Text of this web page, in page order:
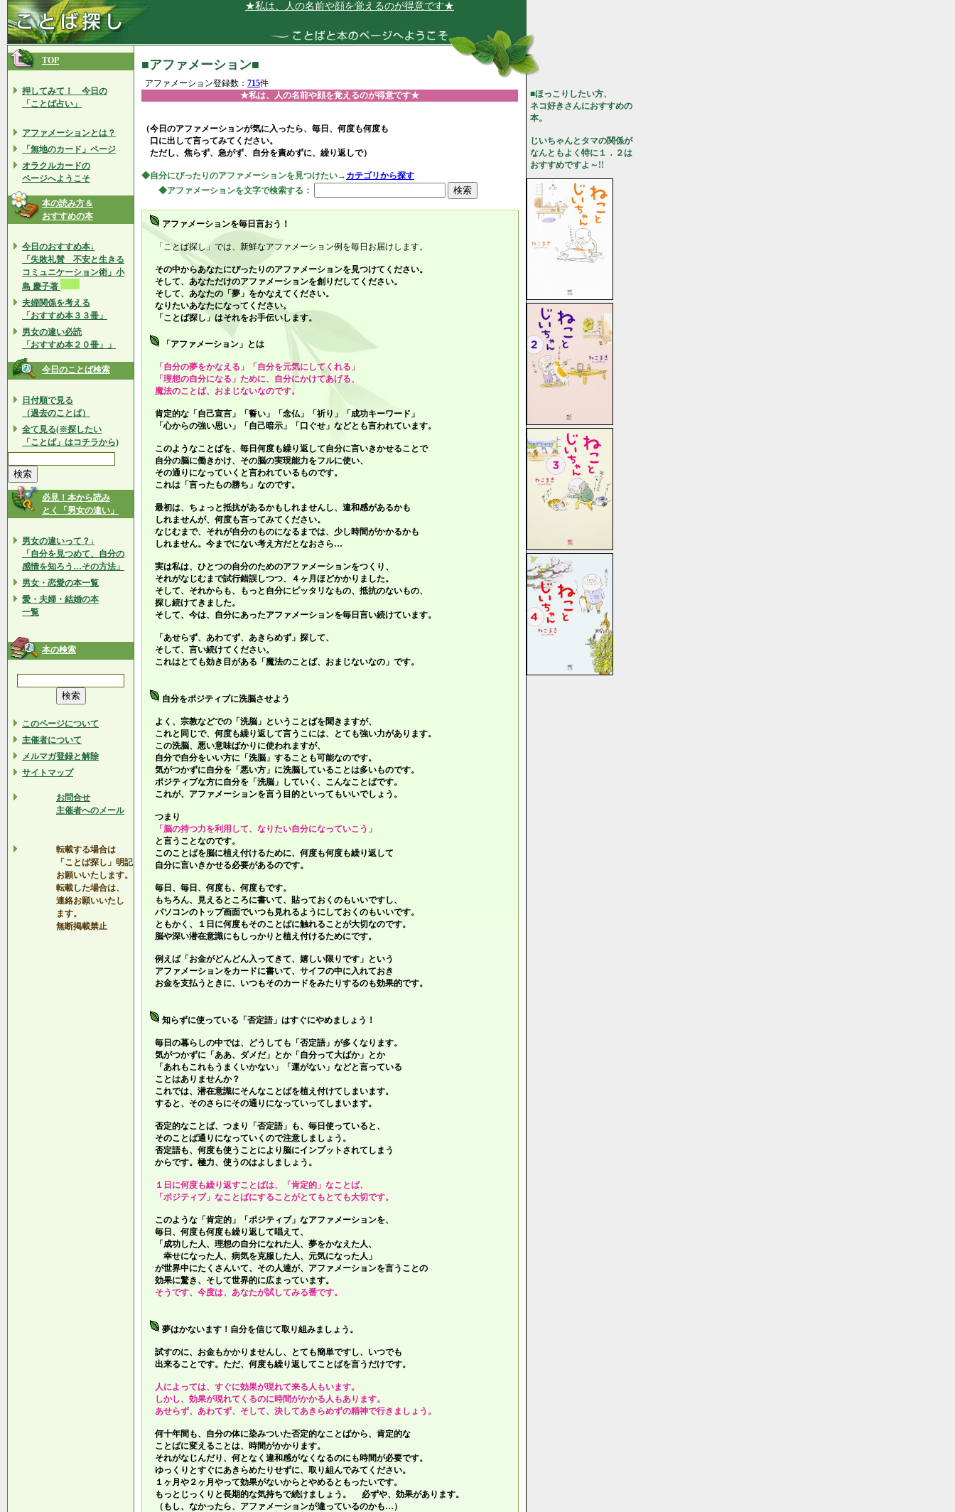
★私は、人の名前や顔を覚えるのが得意です★
TOP
押してみて！ 今日の
「ことば占い」
アファメーションとは？
「無地のカード」ページ
オラクルカードの
ページへようこそ
本の読み方＆
おすすめの本
今日のおすすめ本↓
「失敗礼賛 不安と生きる
コミュニケーション術」小
島 慶子著
夫婦関係を考える
「おすすめ本３３冊」
男女の違い必読
「おすすめ本２０冊」」
今日のことば検索
日付順で見る
（過去のことば）
全て見る(※探したい
「ことば」はコチラから)
必見！本から読み
とく「男女の違い」
男女の違いって？↓
「自分を見つめて、自分の
感情を知ろう…その方法」
男女・恋愛の本一覧
愛・夫婦・結婚の本
一覧
本の検索
このページについて
主催者について
メルマガ登録と解除
サイトマップ
お問合せ
主催者へのメール
転載する場合は
「ことば探し」明記
お願いいたします。
転載した場合は、
連絡お願いいたし
ます。
無断掲載禁止
■アファメーション■
アファメーション登録数： 715件
★私は、人の名前や顔を覚えるのが得意です★
（今日のアファメーションが気に入ったら、毎日、何度も何度も
口に出して言ってみてください。
ただし、焦らず、急がず、自分を責めずに、繰り返しで）
◆自分にぴったりのアファメーションを見つけたい→ カテゴリから探す
◆アファメーションを文字で検索する：
アファメーションを毎日言おう！
「ことば探し」では、新鮮なアファメーション例を毎日お届けします。
その中からあなたにぴったりのアファメーションを見つけてください。
そして、あなただけのアファメーションを創りだしてください。
そして、あなたの「夢」をかなえてください。
なりたいあなたになってください。
「ことば探し」はそれをお手伝いします。
「アファメーション」とは
「自分の夢をかなえる」「自分を元気にしてくれる」
「理想の自分になる」ために、自分にかけてあげる、
魔法のことば、おまじないなのです。
肯定的な「自己宣言」「誓い」「念仏」「祈り」「成功キーワード」
「心からの強い思い」「自己暗示」「口ぐせ」 などとも言われています。
このようなことばを、毎日何度も繰り返して自分に言いきかせることで
自分の脳に働きかけ、その脳の実現能力をフルに使い、
その通りになっていくと言われているものです。
これは「言ったもの勝ち」なのです。
最初は、ちょっと抵抗があるかもしれませんし、違和感があるかも
しれませんが、何度も言ってみてください。
なじむまで、それが自分のものになるまでは、少し時間がかかるかも
しれません。今までにない考え方だとなおさら…
実は私は、ひとつの自分のためのアファメーションをつくり、
それがなじむまで試行錯誤しつつ、４ヶ月ほどかかりました。
そして、それからも、もっと自分にピッタリなもの、抵抗のないもの、
探し続けてきました。
そして、今は、自分にあったアファメーションを毎日言い続けています。
「あせらず、あわてず、あきらめず」探して、
そして、言い続けてください。
これはとても効き目がある「魔法のことば、おまじないなの」です。
自分をポジティブに洗脳させよう
よく、宗教などでの「洗脳」ということばを聞きますが、
これと同じで、何度も繰り返して言うこには、とても強い力があります。
この洗脳、悪い意味ばかりに使われますが、
自分で自分をいい方に「洗脳」することも可能なのです。
気がつかずに自分を「悪い方」に洗脳していることは多いものです。
ポジティブな方に自分を「洗脳」していく、こんなことばです。
これが、アファメーションを言う目的といってもいいでしょう。
つまり
「脳の持つ力を利用して、なりたい自分になっていこう」
と言うことなのです。
このことばを脳に植え付けるために、何度も何度も繰り返して
自分に言いきかせる必要があるのです。
毎日、毎日、何度も、何度もです。
もちろん、見えるところに書いて、貼っておくのもいいですし、
パソコンのトップ画面でいつも見れるようにしておくのもいいです。
ともかく、１日に何度もそのことばに触れることが大切なのです。
脳や深い潜在意識にもしっかりと植え付けるためにです。
例えば「お金がどんどん入ってきて、嬉しい限りです」という
アファメーションをカードに書いて、サイフの中に入れておき
お金を支払うときに、いつもそのカードをみたりするのも効果的です。
知らずに使っている「否定語」はすぐにやめましょう！
毎日の暮らしの中では、どうしても「否定語」が多くなります。
気がつかずに「ああ、ダメだ」とか「自分って大ばか」とか
「あれもこれもうまくいかない」「運がない」などと言っている
ことはありませんか？
これでは、潜在意識にそんなことばを植え付けてしまいます。
すると、そのさらにその通りになっていってしまいます。
否定的なことば、つまり「否定語」も、毎日使っていると、
そのことば通りになっていくので注意しましょう。
否定語も、何度も使うことにより脳にインプットされてしまう
からです。極力、使うのはよしましょう。
１日に何度も繰り返すことばは、「肯定的」なことば、
「ポジティブ」なことばにすることがとてもとても大切です。
このような「肯定的」「ポジティブ」なアファメーションを、
毎日、何度も何度も繰り返して唱えて、
「成功した人、理想の自分になれた人、夢をかなえた人、
幸せになった人、病気を克服した人、元気になった人」
が世界中にたくさんいて、その人達が、アファメーションを言うことの
効果に驚き、そして世界的に広まっています。
そうです、今度は、あなたが試してみる番です。
夢はかないます！自分を信じて取り組みましょう。
試すのに、お金もかかりませんし、とても簡単ですし、いつでも
出来ることです。ただ、何度も繰り返してことばを言うだけです。
人によっては、すぐに効果が現れて来る人もいます。
しかし、効果が現れてくるのに時間がかかる人もあります。
あせらず、あわてず、そして、決してあきらめずの精神で行きましょう。
何十年間も、自分の体に染みついた否定的なことばから、肯定的な
ことばに変えることは、時間がかかります。
それがなじんだり、何となく違和感がなくなるのにも時間が必要です。
ゆっくりとすぐにあきらめたりせずに、取り組んでみてください。
１ヶ月や２ヶ月やって効果がないからとやめるともったいです。
もっとじっくりと長期的な気持ちで続けましょう。 必ずや、効果があります。
（もし、なかったら、アファメーションが違っているのかも…）
■ほっこりしたい方、
ネコ好きさんにおすすめの
本。
じいちゃんとタマの関係が
なんともよく特に１．２は
おすすめですよ～!!